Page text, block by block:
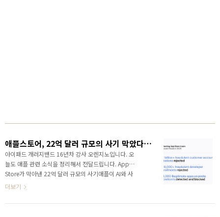
애플스토어, 22억 달러 규모의 사기 막았다고 발표
아이패드 개러지밴드 16년차 강사 오렌지노입니다. 오
늘도 애플 관련 소식을 정리해서 전달드립니다. App
Store가 막아낸 22억 달러 규모의 사기애플이 AI와 사
람 검수를 동시에 강화하는 이유요즘 스마트폰 앱 하나
가 있습니다.겉보기에는 평범한 앱인데:개인정보를 과
더보기